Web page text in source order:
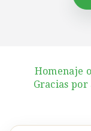
Homenaje
Gracias